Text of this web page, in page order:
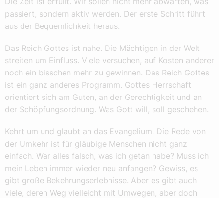
passiert, sondern aktiv werden. Der erste Schritt führt
aus der Bequemlichkeit heraus.
Das Reich Gottes ist nahe. Die Mächtigen in der Welt
streiten um Einfluss. Viele versuchen, auf Kosten anderer
noch ein bisschen mehr zu gewinnen. Das Reich Gottes
ist ein ganz anderes Programm. Gottes Herrschaft
orientiert sich am Guten, an der Gerechtigkeit und an
der Schöpfungsordnung. Was Gott will, soll geschehen.
Kehrt um und glaubt an das Evangelium. Die Rede von
der Umkehr ist für gläubige Menschen nicht ganz
einfach. War alles falsch, was ich getan habe? Muss ich
mein Leben immer wieder neu anfangen? Gewiss, es
gibt große Bekehrungserlebnisse. Aber es gibt auch
viele, deren Weg vielleicht mit Umwegen, aber doch